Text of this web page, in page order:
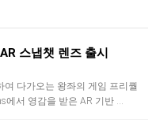
스냅챗 렌즈 출시
여 다가오는 왕좌의 게임 프리퀄
에서 영감을 받은 AR 기반 …